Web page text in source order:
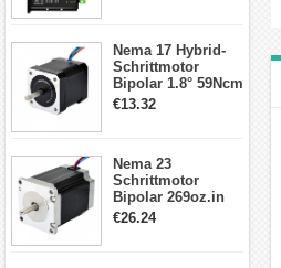
Schrittmotor
Nema 17 Hybrid-
Schrittmotor
Bipolar 1.8° 59Ncm
2A 4 Drähte mit 1m
€13.32
Nema 23
Schrittmotor
Bipolar 269oz.in
2,8A 57x57x76mm
€26.24